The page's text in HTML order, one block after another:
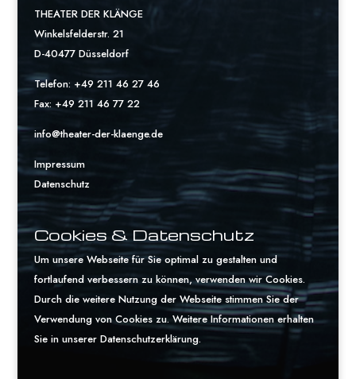
THEATER DER KLÄNGE
Winkelsfelderstr. 21
D-40477 Düsseldorf
Telefon: +49 211 46 27 46
Fax: +49 211 46 77 22
info@theater-der-klaenge.de
Impressum
Datenschutz
Cookies & Datenschutz
Um unsere Webseite für Sie optimal zu gestalten und
fortlaufend verbessern zu können, verwenden wir Cookies.
Durch die weitere Nutzung der Webseite stimmen Sie der
Verwendung von Cookies zu. Weitere Informationen erhalten
Sie in unserer Datenschutzerklärung.